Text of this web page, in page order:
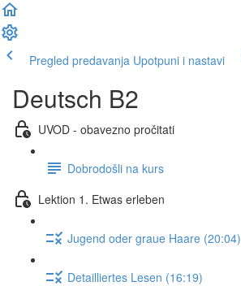
Pregled predavanja Upotpuni i nastavi
Deutsch B2
UVOD - obavezno pročitati
Dobrodošli na kurs
Lektion 1. Etwas erleben
Jugend oder graue Haare (20:04)
Detailliertes Lesen (16:19)